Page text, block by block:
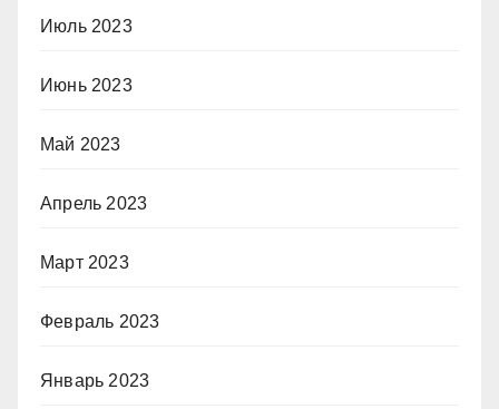
Июль 2023
Июнь 2023
Май 2023
Апрель 2023
Март 2023
Февраль 2023
Январь 2023